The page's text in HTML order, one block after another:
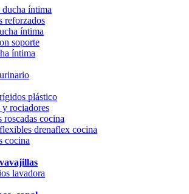
ducha íntima
reforzados
íntima
soporte
íntima
plástico
y rociadores
roscadas cocina
drenaflex cocina
cocina
lavadora